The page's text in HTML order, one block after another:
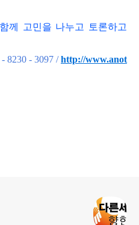
께 고민을 나누고 토론하고
8230 - 3097 /http://www.anot